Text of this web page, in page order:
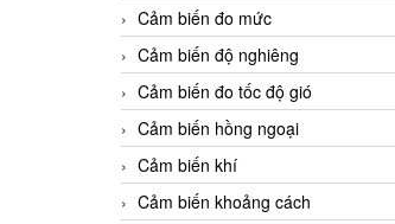
Cảm biến đo mức
Cảm biến độ nghiêng
Cảm biến đo tốc độ gió
Cảm biến hồng ngoại
Cảm biến khí
Cảm biến khoảng cách